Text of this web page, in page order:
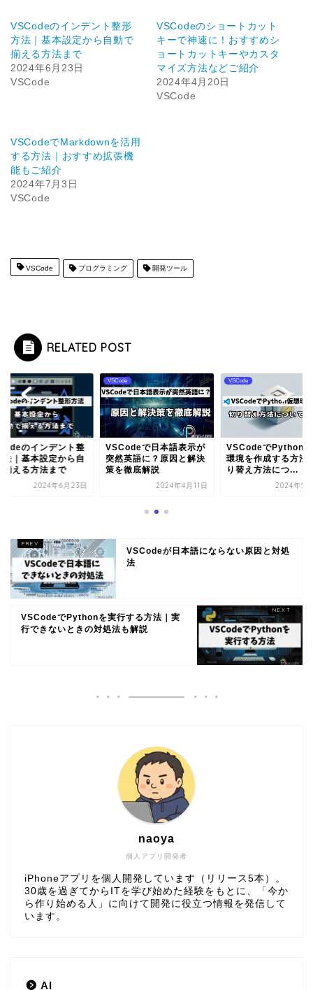
VSCodeのインデント整形
方法｜基本設定から自動で
揃える方法まで
2024年6月23日
VSCode
VSCodeのショートカット
キーで神速に！おすすめシ
ョートカットキーやカスタ
マイズ方法などご紹介
2024年4月20日
VSCode
VSCodeでMarkdownを活用
する方法｜おすすめ拡張機
能もご紹介
2024年7月3日
VSCode
VSCode プログラミング 開発ツール
RELATED POST
のインデント整
法｜基本設定から自
揃える方法まで
2024年6月23日
VSCode
VSCodeで日本語表示が
突然英語に？原因と解決
策を徹底解説
2024年4月11日
VSCode
VSCodeでPython
環境を作成する方法
り替え方法につ...
2024年5
VSCodeが日本語にならない原因と対処
法
VSCodeでPythonを実行する方法｜実
行できないときの対処法も解説
個人アプリ開発者
naoya
iPhoneアプリを個人開発しています（リリース5本）。
30歳を過ぎてからITを学び始めた経験をもとに、「今か
ら作り始める人」に向けて開発に役立つ情報を発信して
います。
AI